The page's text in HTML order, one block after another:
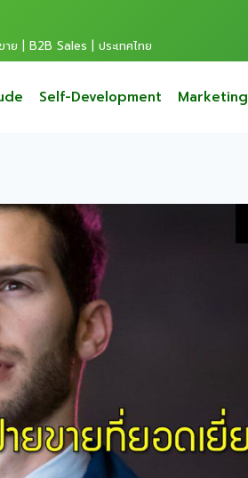
ย | B2B Sales | ประเทศไทย
Self-Development Marketing